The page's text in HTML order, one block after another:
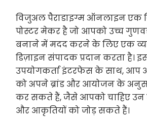
विजुअल पैराडाइग्म ऑनलाइन एक
पोस्टर मेकर है जो आपको उच्च
बनाने में मदद करने के लिए एक
डिज़ाइन संपादक प्रदान करता है।
उपयोगकर्ता इंटरफेस के साथ, आप
को अपने ब्रांड और आयोजन के
कर सकते हैं, जैसे आपको चाहिए उन
और आकृतियों को जोड़ सकते हैं।